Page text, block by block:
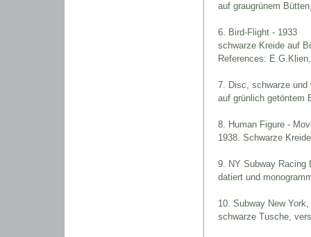
auf graugrünem Bütten
6. Bird-Flight - 1933
schwarze Kreide auf
References:
7. Disc, schwarze und
auf grünlich getöntem
8. Human Figure -
1938. Schwarze
9. NY Subway Racing
datiert und
10. Subway New
schwarze Tusche,